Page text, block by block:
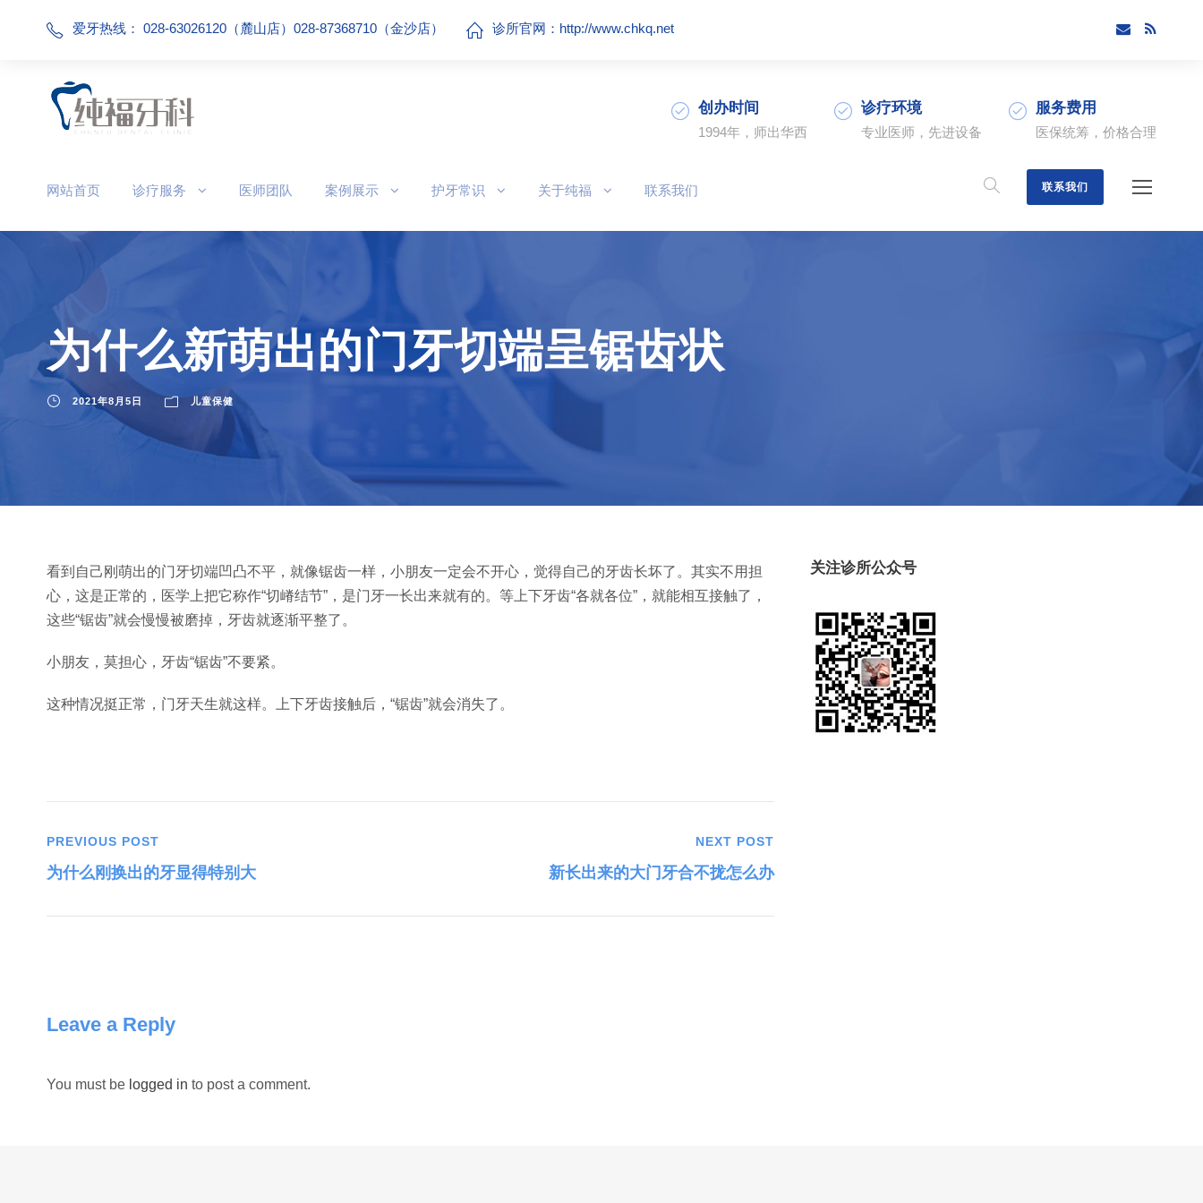
爱牙热线： 028-63026120（麓山店）028-87368710（金沙店） 诊所官网： http://www.chkq.net
创办时间
1994年，师出华西
诊疗环境
专业医师，先进设备
服务费用
医保统筹，价格合理
网站首页 诊疗服务 医师团队 案例展示 护牙常识 关于纯福 联系我们 联系我们
为什么新萌出的门牙切端呈锯齿状
2021年8月5日 儿童保健
看到自己刚萌出的门牙切端凹凸不平，就像锯齿一样，小朋友一定会不开心，觉得自己的牙齿长坏了。其实不用担
心，这是正常的，医学上把它称作“切嵴结节”，是门牙一长出来就有的。等上下牙齿“各就各位”，就能相互接触了，
这些“锯齿”就会慢慢被磨掉，牙齿就逐渐平整了。
小朋友，莫担心，牙齿“锯齿”不要紧。
这种情况挺正常，门牙天生就这样。上下牙齿接触后，“锯齿”就会消失了。
PREVIOUS POST
为什么刚换出的牙显得特别大
NEXT POST
新长出来的大门牙合不拢怎么办
Leave a Reply
You must be logged in to post a comment.
关注诊所公众号